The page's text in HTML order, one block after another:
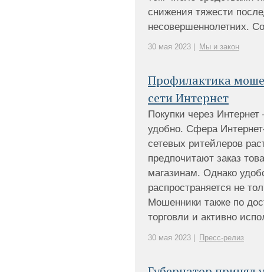
снижения тяжести
несовершеннолетних.
30 мая 2023 | Мы и закон
Профилактика
сети Интернет
Покупки через
удобно. Сфера
сетевых ритейлеров
предпочитают заказ
магазинам. Однако
распространяется не
Мошенники также по
торговли и активно
30 мая 2023 | Пресс-релиз